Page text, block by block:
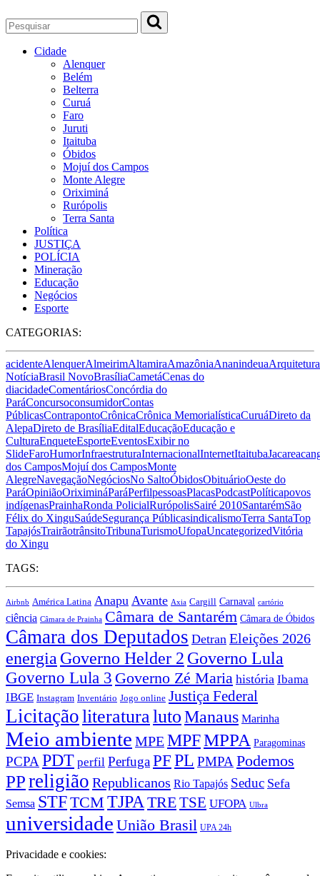
Cidade
Alenquer
Belém
Belterra
Curuá
Faro
Juruti
Itaituba
Óbidos
Mojuí dos Campos
Monte Alegre
Oriximiná
Rurópolis
Terra Santa
Política
JUSTIÇA
POLÍCIA
Mineração
Educação
Negócios
Esporte
CATEGORIAS:
acidenteAlenquerAlmeirimAltamiraAmazôniaAnanindeuaArquitetura
NotíciaBrasil NovoBrasíliaCametáCenas do
diacidadeComentáriosConcórdia do
ParáConcursoconsumidorContas
PúblicasContrapontoCrônicaCrônica MemorialísticaCuruáDireto da
AlepaDireto de BrasíliaEditalEducaçãoEducação e
CulturaEnqueteEsporteEventosExibir no
SlideFaroHumorInfraestruturaInternacionalInternetItaituba
dos CamposMojuí dos CamposMonte
AlegreNavegaçãoNegóciosNo SaltoÓbidosObituárioOeste do
ParáOpiniãoOriximináParáPerfilpessoasPlacasPodcastPolíticapovos
indígenasPrainhaRonda PolicialRurópolisSairé 2010SantarémSão
Félix do XinguSaúdeSegurança PúblicasindicalismoTerra SantaTop
TapajósTrairãotrânsitoTribunaTurismoUfopaUncategorizedVitória
do Xingu
TAGS:
Airbnb América Latina Anapu Avante Axia Cargill Carnaval cartório
ciência Câmara de Prainha Câmara de Santarém Câmara de Óbidos
Câmara dos Deputados Detran Eleições 2026
energia Governo Helder 2 Governo Lula
Governo Lula 3 Governo Zé Maria história Ibama
IBGE Instagram Inventário Jogo online Justiça Federal
LicitaçãoliteraturalutoManaus Marinha
Meio ambiente MPEMPFMPPA Paragominas
PCPA PDT perfil PerfugaPFPL PMPA Podemos
PPreligião Republicanos Rio Tapajós Seduc Sefa
Semsa STFTCM TJPA TRETSE UFOPA Ulbra
universidade União Brasil UPA 24h
Privacidade e cookies: